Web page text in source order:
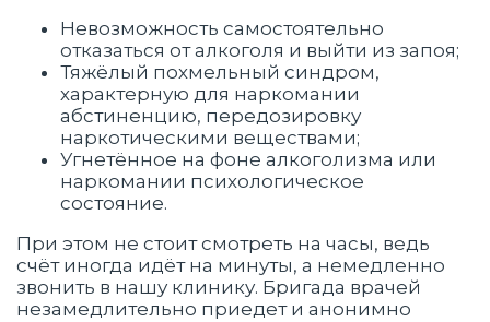
Невозможность самостоятельно
отказаться от алкоголя и выйти из запоя;
Тяжёлый похмельный синдром,
характерную для наркомании
абстиненцию, передозировку
наркотическими веществами;
Угнетённое на фоне алкоголизма или
наркомании психологическое
состояние.
При этом не стоит смотреть на часы, ведь
счёт иногда идёт на минуты, а немедленно
звонить в нашу клинику. Бригада врачей
незамедлительно приедет и анонимно